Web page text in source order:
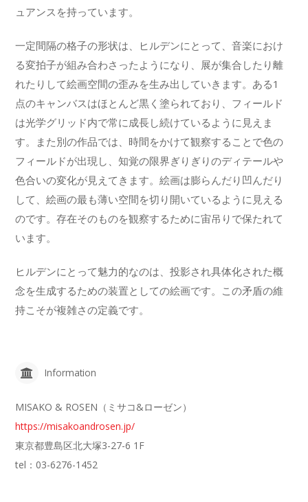
ュアンスを持っています。
一定間隔の格子の形状は、ヒルデンにとって、音楽におけ
る変拍子が組み合わさったようになり、展が集合したり離
れたりして絵画空間の歪みを生み出していきます。ある1
点のキャンバスはほとんど黒く塗られており、フィールド
は光学グリッド内で常に成長し続けているように見えま
す。また別の作品では、時間をかけて観察することで色の
フィールドが出現し、知覚の限界ぎりぎりのディテールや
色合いの変化が見えてきます。絵画は膨らんだり凹んだり
して、絵画の最も薄い空間を切り開いているように見える
のです。存在そのものを観察するために宙吊りで保たれて
います。
ヒルデンにとって魅力的なのは、投影され具体化された概
念を生成するための装置としての絵画です。この矛盾の維
持こそが複雑さの定義です。
Information
MISAKO & ROSEN（ミサコ&ローゼン）
https://misakoandrosen.jp/
東京都豊島区北大塚3-27-6 1F
tel：03-6276-1452